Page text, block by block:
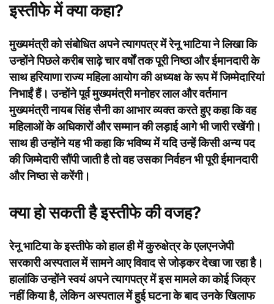
इस्तीफे में क्या कहा?
मुख्यमंत्री को संबोधित अपने त्यागपत्र में रेनू भाटिया ने लिखा कि
उन्होंने पिछले करीब साढ़े चार वर्षों तक पूरी निष्ठा और ईमानदारी के
साथ हरियाणा राज्य महिला आयोग की अध्यक्ष के रूप में जिम्मेदारियां
निभाईं हैं। उन्होंने पूर्व मुख्यमंत्री मनोहर लाल और वर्तमान
मुख्यमंत्री नायब सिंह सैनी का आभार व्यक्त करते हुए कहा कि वह
महिलाओं के अधिकारों और सम्मान की लड़ाई आगे भी जारी रखेंगी।
साथ ही उन्होंने यह भी कहा कि भविष्य में यदि उन्हें किसी अन्य पद
की जिम्मेदारी सौंपी जाती है तो वह उसका निर्वहन भी पूरी ईमानदारी
और निष्ठा से करेंगी।
क्या हो सकती है इस्तीफे की वजह?
रेनू भाटिया के इस्तीफे को हाल ही में कुरुक्षेत्र के एलएनजेपी
सरकारी अस्पताल में सामने आए विवाद से जोड़कर देखा जा रहा है।
हालांकि उन्होंने स्वयं अपने त्यागपत्र में इस मामले का कोई जिक्र
नहीं किया है, लेकिन अस्पताल में हुई घटना के बाद उनके खिलाफ